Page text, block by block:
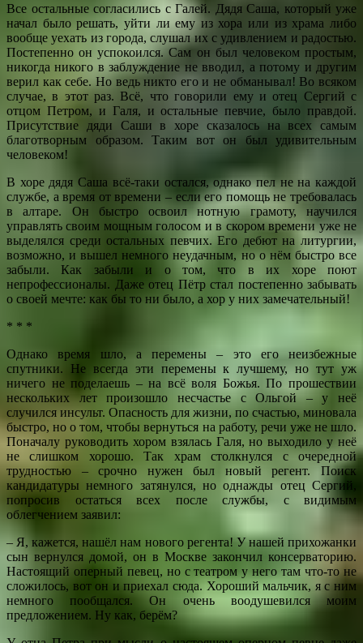
Все остальные согласились с Галей. Дядя Саша, который уже
начал было решать, уйти ли ему из хора или из храма либо
вообще уехать из города, слушал их с удивлением и радостью.
Постепенно он успокоился. Сам он был человеком простым,
никогда никого в заблуждение не вводил, а потому и другим
верил как себе. Но ведь никто его и не обманывал! Во всяком
случае, в этот раз. Всё, что говорили ему и отец Сергий с
отцом Петром, и Галя, и остальные певчие, было правдой.
Присутствие дяди Саши в хоре сказалось на всех самым
благотворным образом. Таким вот он был удивительным
человеком!
В хоре дядя Саша всё-таки остался, однако пел не на каждой
службе, а время от времени – если его помощь не требовалась
в алтаре. Он быстро освоил нотную грамоту, научился
управлять своим мощным голосом и в скором времени уже не
выделялся среди остальных певчих. Его дебют на литургии,
возможно, и вышел немного неудачным, но о нём быстро все
забыли. Как забыли и о том, что в их хоре поют
непрофессионалы. Даже отец Пётр стал постепенно забывать
о своей мечте: как бы то ни было, а хор у них замечательный!
* * *
Однако время шло, а перемены – это его неизбежные
спутники. Не всегда эти перемены к лучшему, но тут уж
ничего не поделаешь – на всё воля Божья. По прошествии
нескольких лет произошло несчастье с Ольгой – у неё
случился инсульт. Опасность для жизни, по счастью, миновала
быстро, но о том, чтобы вернуться на работу, речи уже не шло.
Поначалу руководить хором взялась Галя, но выходило у неё
не слишком хорошо. Так храм столкнулся с очередной
трудностью – срочно нужен был новый регент. Поиск
кандидатуры немного затянулся, но однажды отец Сергий,
попросив остаться всех после службы, с видимым
облегчением заявил:
– Я, кажется, нашёл нам нового регента! У нашей прихожанки
сын вернулся домой, он в Москве закончил консерваторию.
Настоящий оперный певец, но с театром у него там что-то не
сложилось, вот он и приехал сюда. Хороший мальчик, я с ним
немного пообщался. Он очень воодушевился моим
предложением. Ну как, берём?